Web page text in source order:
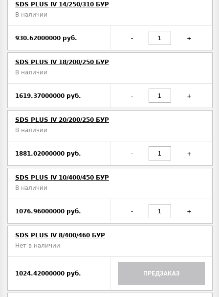
SDS PLUS IV 14/250/310 БУР
В наличии
930.62000000 руб. - +
SDS PLUS IV 18/200/250 БУР
В наличии
1619.37000000 руб. - +
SDS PLUS IV 20/200/250 БУР
В наличии
1881.02000000 руб. - +
SDS PLUS IV 10/400/450 БУР
В наличии
1076.96000000 руб. - +
SDS PLUS IV 8/400/460 БУР
Нет в наличии
1024.42000000 руб. ПРЕДЗАКАЗ